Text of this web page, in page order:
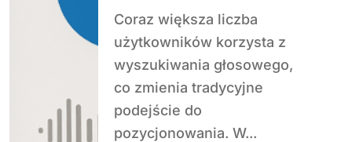
Coraz większa liczba
użytkowników korzysta z
wyszukiwania głosowego,
co zmienia tradycyjne
podejście do
pozycjonowania. W...